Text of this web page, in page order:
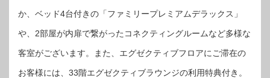
か、ベッド4台付きの「ファミリープレミアムデラックス」
や、2部屋が内扉で繋がったコネクティングルームなど多様な
客室がございます。また、エグゼクティブフロアにご滞在の
お客様には、33階エグゼクティブラウンジの利用特典付き。